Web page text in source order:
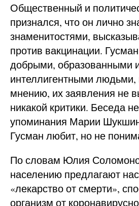
Общественный и
признался, что он лично
знаменитостями,
против вакцинации.
добрыми, образованными
интеллигентными людьми,
мнению, их заявления не
никакой критики. Беседа
упоминания Марии
Гусман любит, но не
По словам Юлия
населению предлагают
«лекарство от смерти»,
организм от